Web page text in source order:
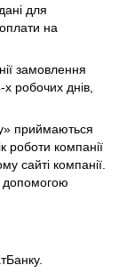
для
на
замовлення
х робочих днів,
приймаються
роботи компанії
сайті компанії.
допомогою